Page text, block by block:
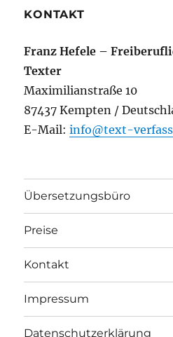
KONTAKT
Franz Hefele –
Texter
Maximilianstraße 10
87437 Kempten /
E-Mail:info@text-
Übersetzungsbüro
Preise
Kontakt
Impressum
Datenschutzerklärung